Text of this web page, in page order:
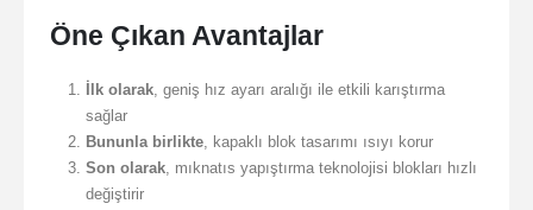
Öne Çıkan Avantajlar
İlk olarak, geniş hız ayarı aralığı ile etkili karıştırma
sağlar
Bununla birlikte, kapaklı blok tasarımı ısıyı korur
Son olarak, mıknatıs yapıştırma teknolojisi blokları hızlı
değiştirir